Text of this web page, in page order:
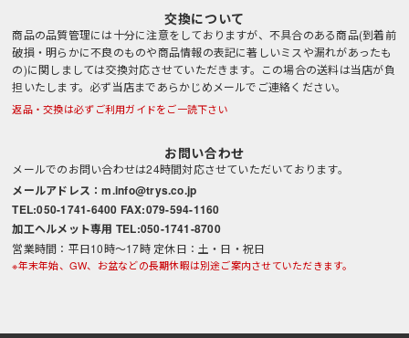
交換について
商品の品質管理には十分に注意をしておりますが、不具合のある商品(到着前
破損・明らかに不良のものや商品情報の表記に著しいミスや漏れがあったも
の)に関しましては交換対応させていただきます。この場合の送料は当店が負
担いたします。必ず当店まであらかじめメールでご連絡ください。
返品・交換は必ずご利用ガイドをご一読下さい
お問い合わせ
メールでのお問い合わせは24時間対応させていただいております。
メールアドレス：m.info@trys.co.jp
TEL:050-1741-6400 FAX:079-594-1160
加工ヘルメット専用 TEL:050-1741-8700
営業時間：平日10時～17時 定休日：土・日・祝日
※年末年始、GW、お盆などの長期休暇は別途ご案内させていただきます。